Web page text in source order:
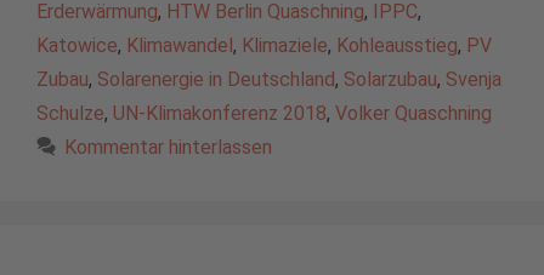
Erderwärmung, HTW Berlin Quaschning, IPPC,
Katowice, Klimawandel, Klimaziele, Kohleausstieg, PV
Zubau, Solarenergie in Deutschland, Solarzubau, Svenja
Schulze, UN-Klimakonferenz 2018, Volker Quaschning
Kommentar hinterlassen